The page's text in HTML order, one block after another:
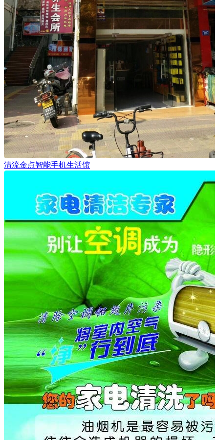
清流金点智能手机生活馆